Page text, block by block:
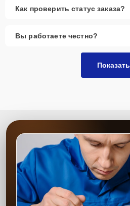
Как проверить статус заказа?
Вы работаете честно?
Показать